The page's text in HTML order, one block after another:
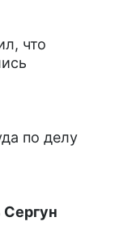
что
по делу